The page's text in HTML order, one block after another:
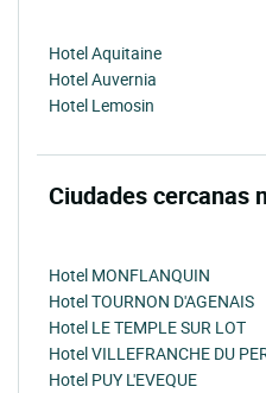
Hotel Aquitaine
Hotel Auvernia
Hotel Lemosin
Ciudades cercanas
Hotel MONFLANQUIN
Hotel TOURNON D'AGENAIS
Hotel LE TEMPLE SUR LOT
Hotel VILLEFRANCHE DU
Hotel PUY L'EVEQUE